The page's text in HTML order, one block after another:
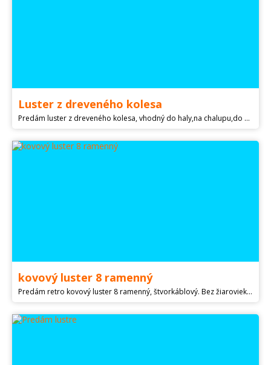
Luster z dreveného kolesa
Predám luster z dreveného kolesa, vhodný do haly,na chalupu,do altánku, ako darček pod stromček a pod. Koleso je vyrobené z tvrdého dreva s priemerom 60 cm.Ošetrené je ekologickým lakom. Kované zdobenie: čierna farba, medená, alebo zlatá patina. Farba dreva: mahagón, dub, alebo svetlá prírodná. Žiarovky je možné použiť led, úsporné, alebo obyčajné so závitom E14. Skryté vedenie káblov. Pošlem aj na dobierku. Možnosť dokúpiť bočné lampy za 25€ ks.
kovový luster 8 ramenný
Predám retro kovový luster 8 ramenný, štvorkáblový. Bez žiaroviek Stav ako na obrázkoch, plne funkčný. Preferujem osobný odber. Na dobierku neposielam, cena plus poštové. Platí do zmazania. Prosím komunikovať emailom.